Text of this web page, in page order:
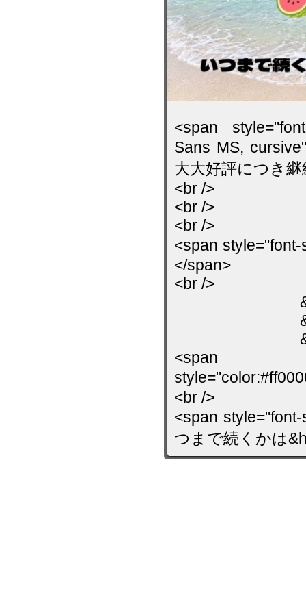
<span
Sans MS,
大大好評につき
<br />
<br />
<br />
<span
</span>
<br />
<span
<br />
<span
つまで続くかは